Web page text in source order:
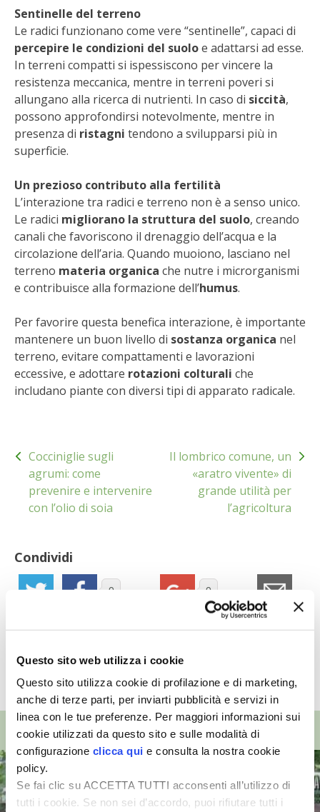
Questo sito web utilizza i cookie
Questo sito utilizza cookie di profilazione e di marketing,
anche di terze parti, per inviarti pubblicità e servizi in
linea con le tue preferenze. Per maggiori informazioni sui
cookie utilizzati da questo sito e sulle modalità di
configurazione clicca qui e consulta la nostra cookie
policy.
Se fai clic su ACCETTA TUTTI acconsenti all’utilizzo di
tutti i cookie. Se non sei d’accordo, puoi rifiutare tutti i
IL MIO ORTO
ANIMALI UMANI E NON UMANI
IL MIO 2025
COLTIVARE L’OLIVO
CORMIK
VIGNETO BIO
PENSA ALTERNATIVO
GARDENA
RIMANI A CONTATTO CON LA NATURA
CRESCERE INSIEME
VITA IN CAMPAGNA LA FIERA
NATURALMENTE
RASIKAL
Sentinelle del terreno
Le radici funzionano come vere “sentinelle”, capaci di
percepire le condizioni del suoloe adattarsi ad esse.
In terreni compatti si ispessiscono per vincere la
resistenza meccanica, mentre in terreni poveri si
allungano alla ricerca di nutrienti. In caso di siccità,
possono approfondirsi notevolmente, mentre in
presenza di ristagni tendono a svilupparsi più in
superficie.
Un prezioso contributo alla fertilità
L’interazione tra radici e terreno non è a senso unico.
Le radici migliorano la struttura del suolo, creando
canali che favoriscono il drenaggio dell’acqua e la
circolazione dell’aria. Quando muoiono, lasciano nel
terreno materia organica che nutre i microrganismi
e contribuisce alla formazione dell’humus.
Per favorire questa benefica interazione, è importante
mantenere un buon livello di sostanza organica nel
terreno, evitare compattamenti e lavorazioni
eccessive, e adottare rotazioni colturali che
includano piante con diversi tipi di apparato radicale.
articoli
Cocciniglie sugli
agrumi: come
prevenire e intervenire
con l’olio di soia
Il lombrico comune, un
«aratro vivente» di
grande utilità per
l’agricoltura
Condividi
0 0
TUTTI GLI ARTICOLI
TOP VIDEO